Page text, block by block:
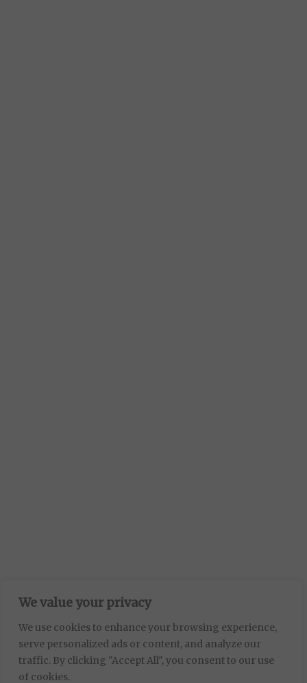
We value your privacy
We use cookies to enhance your browsing experience,
serve personalized ads or content, and analyze our
traffic. By clicking "Accept All", you consent to our use
of cookies.